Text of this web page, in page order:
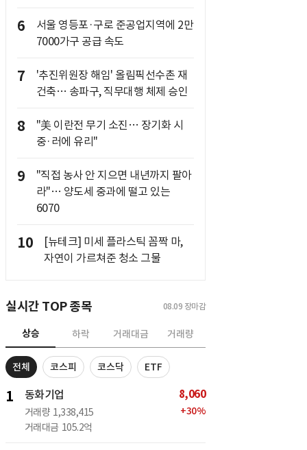
6
서울 영등포·구로 준공업지역에 2만
7000가구 공급 속도
7
'추진위원장 해임' 올림픽선수촌 재
건축… 송파구, 직무대행 체제 승인
8
"美 이란전 무기 소진… 장기화 시
중·러에 유리"
9
"직접 농사 안 지으면 내년까지 팔아
라"… 양도세 중과에 떨고 있는
6070
10
[뉴테크] 미세 플라스틱 꼼짝 마,
자연이 가르쳐준 청소 그물
실시간 TOP 종목 08.09 장마감
상승 하락 거래대금 거래량
전체 코스피 코스닥 ETF
1 동화기업
거래량 1,338,415
거래대금 105.2억
8,060
+30%